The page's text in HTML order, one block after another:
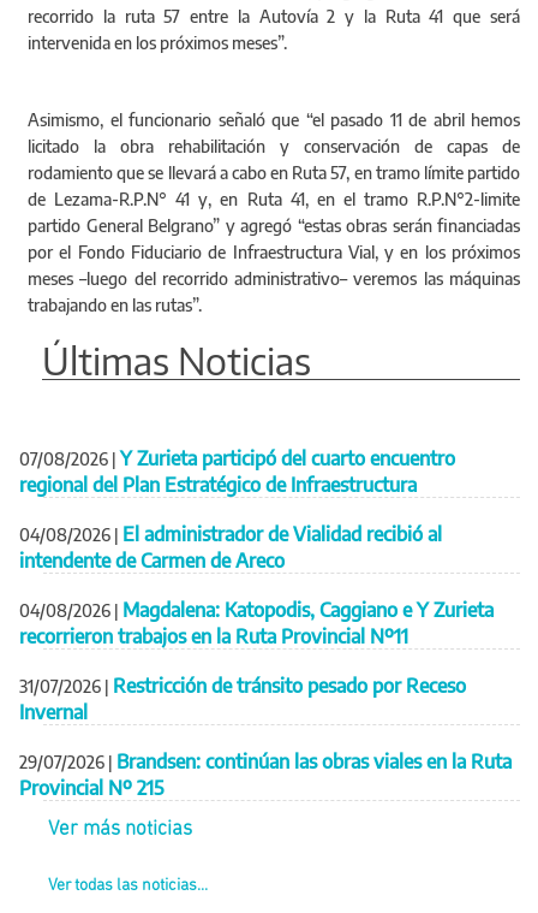
recorrido la ruta 57 entre la Autovía 2 y la Ruta 41 que será
intervenida en los próximos meses”.
Asimismo, el funcionario señaló que “el pasado 11 de abril hemos
licitado la obra rehabilitación y conservación de capas de
rodamiento que se llevará a cabo en Ruta 57, en tramo límite partido
de Lezama-R.P.N° 41 y, en Ruta 41, en el tramo R.P.N°2-limite
partido General Belgrano” y agregó “estas obras serán financiadas
por el Fondo Fiduciario de Infraestructura Vial, y en los próximos
meses –luego del recorrido administrativo– veremos las máquinas
trabajando en las rutas”.
Últimas Noticias
07/08/2026 | Y Zurieta participó del cuarto encuentro
regional del Plan Estratégico de Infraestructura
04/08/2026 | El administrador de Vialidad recibió al
intendente de Carmen de Areco
04/08/2026 | Magdalena: Katopodis, Caggiano e Y Zurieta
recorrieron trabajos en la Ruta Provincial Nº11
31/07/2026 | Restricción de tránsito pesado por Receso
Invernal
29/07/2026 | Brandsen: continúan las obras viales en la Ruta
Provincial Nº 215
Ver más noticias
Ver todas las noticias...